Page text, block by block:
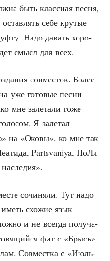
быть класс­ная пес­ня,
себе кру­тые
Надо давать хоро­
смысл для всех.
сов­ме­сток. Более
уже гото­вые пес­ни
мне зале­та­ли тоже
Я зале­тал
на «Око­вы», ко мне так
Partsvaniya, ПоЛя
сочи­ня­ли. Тут надо
схо­жие язык
и не все­гда полу­ча­
фит с «Брысь»
Сов­мест­ка с «Июль­